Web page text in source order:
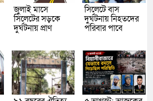
জুলাই মাসে
সিলেটের সড়কে
দুর্ঘটনায় প্রাণ
সিলেটে বাস
দুর্ঘটনায় নিহতদের
পরিবার পাবে